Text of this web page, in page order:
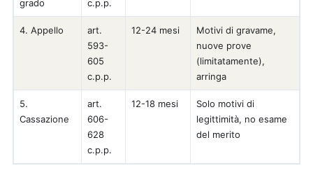
grado
c.p.p.
4. Appello
art.
593-
605
c.p.p.
12-24 mesi
Motivi di gravame,
nuove prove
(limitatamente),
arringa
5.
Cassazione
art.
606-
628
c.p.p.
12-18 mesi
Solo motivi di
legittimità, no esame
del merito